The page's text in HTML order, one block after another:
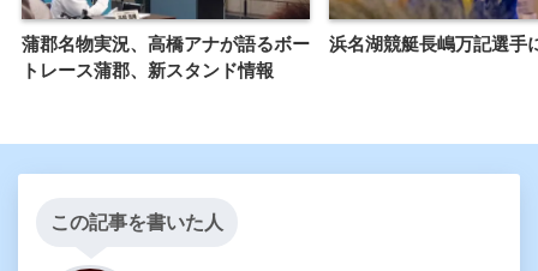
蒲郡名物実況、高橋アナが語るボー
トレース蒲郡、新スタンド情報
浜名湖競艇長嶋万記選手
この記事を書いた人